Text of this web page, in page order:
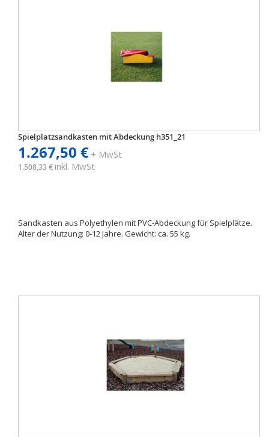
Spielplatzsandkasten mit Abdeckung h351_21
1.267,50 €+ MwSt
1.508,33 € inkl. MwSt
Sandkasten aus Polyethylen mit PVC-Abdeckung für Spielplätze.
Alter der Nutzung: 0-12 Jahre. Gewicht: ca. 55 kg.